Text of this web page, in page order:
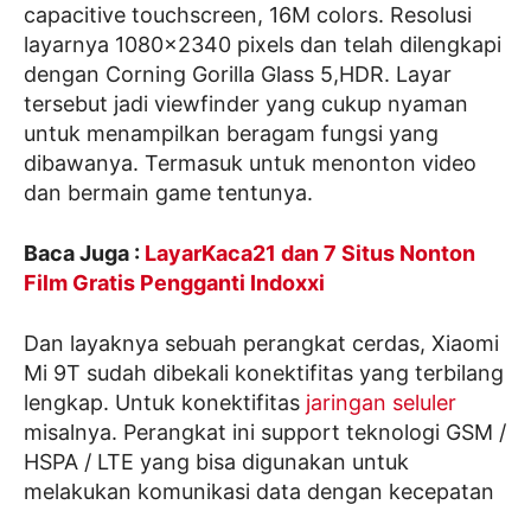
capacitive touchscreen, 16M colors. Resolusi
layarnya 1080×2340 pixels dan telah dilengkapi
dengan Corning Gorilla Glass 5,HDR. Layar
tersebut jadi viewfinder yang cukup nyaman
untuk menampilkan beragam fungsi yang
dibawanya. Termasuk untuk menonton video
dan bermain game tentunya.
Baca Juga : LayarKaca21 dan 7 Situs Nonton
Film Gratis Pengganti Indoxxi
Dan layaknya sebuah perangkat cerdas, Xiaomi
Mi 9T sudah dibekali konektifitas yang terbilang
lengkap. Untuk konektifitas jaringan seluler
misalnya. Perangkat ini support teknologi GSM /
HSPA / LTE yang bisa digunakan untuk
melakukan komunikasi data dengan kecepatan